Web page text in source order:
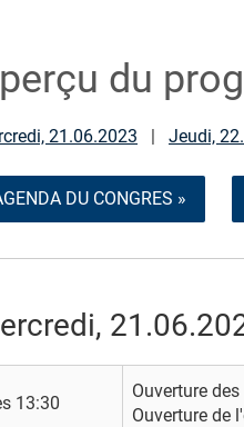
du
21.06.2023 | Jeudi,
DU CONGRES »
13:30
Ouverture
Ouverture de